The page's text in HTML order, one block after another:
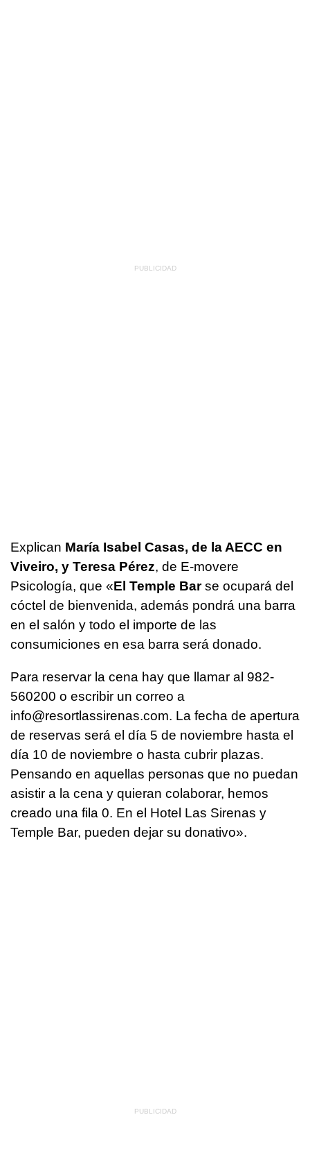
Explican María Isabel Casas, de la AECC en
Viveiro, y Teresa Pérez, de E-movere
Psicología, que «El Temple Barse ocupará del
cóctel de bienvenida, además pondrá una barra
en el salón y todo el importe de las
consumiciones en esa barra será donado.
Para reservar la cena hay que llamar al 982-
560200 o escribir un correo a
info@resortlassirenas.com. La fecha de apertura
de reservas será el día 5 de noviembre hasta el
día 10 de noviembre o hasta cubrir plazas.
Pensando en aquellas personas que no puedan
asistir a la cena y quieran colaborar, hemos
creado una fila 0. En el Hotel Las Sirenas y
Temple Bar, pueden dejar su donativo».